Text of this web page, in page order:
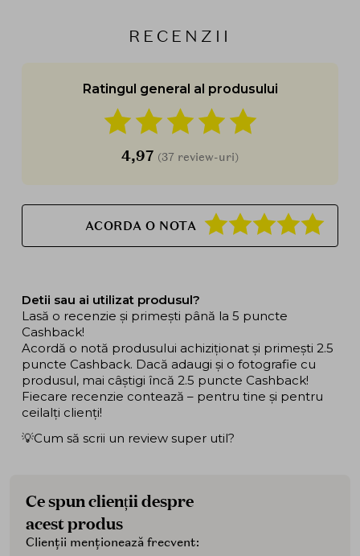
RECENZII
Ratingul general al produsului
4,97 (37 review-uri)
ACORDA O NOTA
Detii sau ai utilizat produsul?
Lasă o recenzie și primești până la 5 puncte
Cashback!
Acordă o notă produsului achiziționat și primești 2.5
puncte Cashback. Dacă adaugi și o fotografie cu
produsul, mai câștigi încă 2.5 puncte Cashback!
Fiecare recenzie contează – pentru tine și pentru
ceilalți clienți!
💡Cum să scrii un review super util?
Ce spun clienții despre
acest produs
Clienții menționează frecvent: